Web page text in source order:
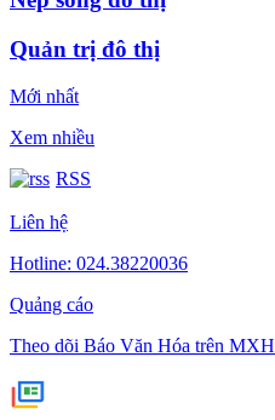
Quản trị đô thị
Mới nhất
Xem nhiều
RSS
Liên hệ
Hotline: 024.38220036
Quảng cáo
Theo dõi Báo Văn Hóa trên MXH